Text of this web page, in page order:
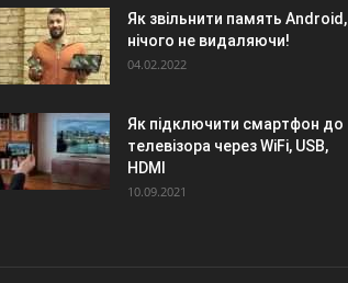
Як звільнити память Android,
нічого не видаляючи!
04.02.2022
Як підключити смартфон до
телевізора через WiFi, USB,
HDMI
10.09.2021